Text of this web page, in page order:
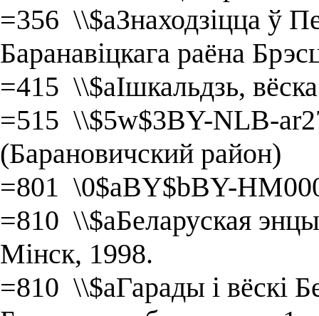
=356 \\$aЗнаходзіцца ў
Баранавіцкага раёна
=415 \\$aІшкальдзь, вёска
=515 \\$5w$3BY-NLB-
(Барановичский район)
=801 \0$aBY$bBY-
=810 \\$aБеларуская
Мінск, 1998.
=810 \\$aГарады і вёскі